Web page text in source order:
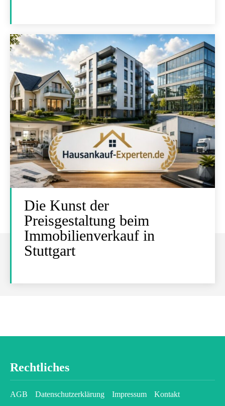
Die Kunst der
Preisgestaltung beim
Immobilienverkauf in
Stuttgart
Rechtliches
AGB Datenschutzerklärung Impressum
Kontakt